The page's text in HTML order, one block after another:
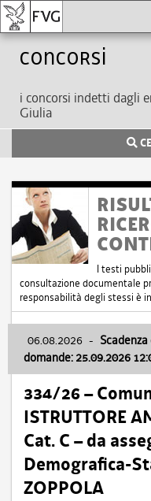
Concorsi
i concorsi indetti dagli
Giulia
I testi
consultazione documentale
responsabilità degli stessi è
06.08.2026 -
domande: 25.09.2026
334/26 –
ISTRUTTORE
Cat. C – da
Demografica-
ZOPPOLA